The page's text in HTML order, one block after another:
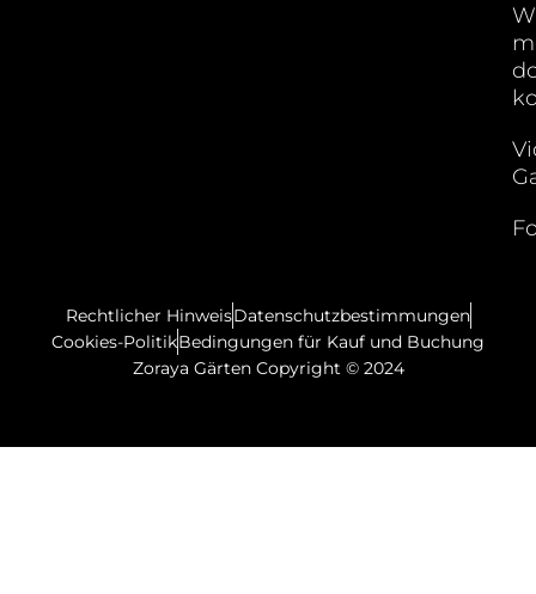
Rechtlicher HinweisDatenschutzbestimmungen
Cookies-PolitikBedingungen für Kauf und Buchung
Zoraya Gärten Copyright © 2024